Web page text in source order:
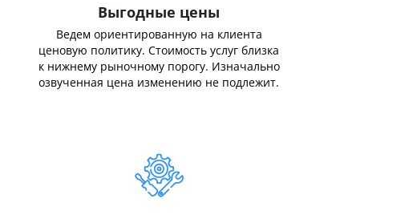
Выгодные цены
Ведем ориентированную на клиента
ценовую политику. Стоимость услуг близка
к нижнему рыночному порогу. Изначально
озвученная цена изменению не подлежит.